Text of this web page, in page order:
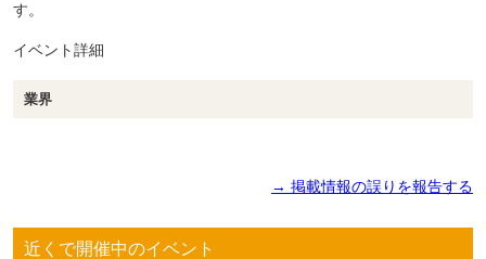
す。
イベント詳細
業界
→ 掲載情報の誤りを報告する
近くで開催中のイベント